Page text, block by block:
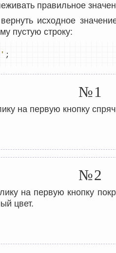
правильное
исходное
пустую строку:
;
№1
на первую кнопку
№2
на первую кнопку
цвет.